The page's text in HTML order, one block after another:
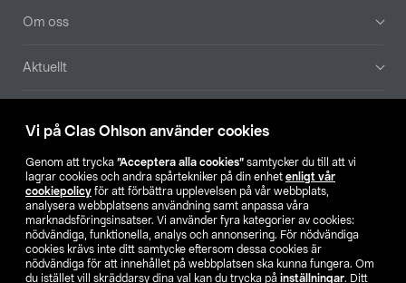
Vi på Clas Ohlson använder cookies
Genom att trycka ”Acceptera alla cookies” samtycker du till att vi
lagrar cookies och andra spårtekniker på din enhet enligt vår
cookiepolicy för att förbättra upplevelsen på vår webbplats,
analysera webbplatsens användning samt anpassa våra
marknadsföringsinsatser. Vi använder fyra kategorier av cookies:
nödvändiga, funktionella, analys och annonsering. För nödvändiga
cookies krävs inte ditt samtycke eftersom dessa cookies är
nödvändiga för att innehållet på webbplatsen ska kunna fungera. Om
du istället vill skräddarsy dina val kan du trycka på inställningar. Ditt
Om oss
Aktuellt
Hitta butik
SE NO FI